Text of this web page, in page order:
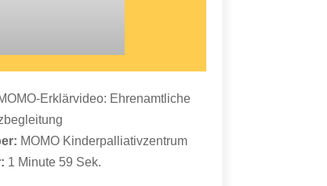
Erklärvideo: Ehrenamtliche
MOMO Kinderpalliativzentrum
1 Minute 59 Sek.